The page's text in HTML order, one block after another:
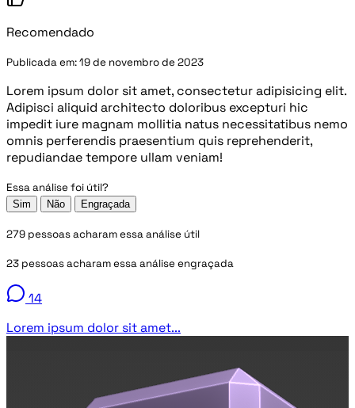
Recomendado
Publicada em:19 de novembro de 2023
Lorem ipsum dolor sit amet, consectetur adipisicing elit.
Adipisci aliquid architecto doloribus excepturi hic
impedit iure magnam mollitia natus necessitatibus nemo
omnis perferendis praesentium quis reprehenderit,
repudiandae tempore ullam veniam!
Essa análise foi útil?
Sim Não Engraçada
279 pessoas acharam essa análise útil
23 pessoas acharam essa análise engraçada
14
Lorem ipsum dolor sit amet...